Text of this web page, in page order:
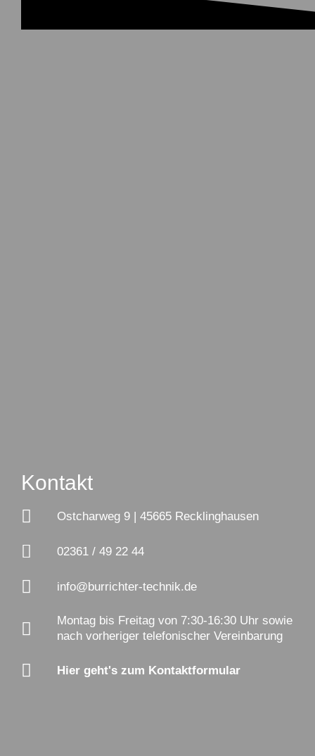
Kontakt
Ostcharweg 9 | 45665 Recklinghausen
02361 / 49 22 44
info@burrichter-technik.de
Montag bis Freitag von 7:30-16:30 Uhr sowie
nach vorheriger telefonischer Vereinbarung
Hier geht's zum Kontaktformular